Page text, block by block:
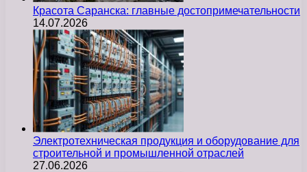
Красота Саранска: главные достопримечательности
14.07.2026
Электротехническая продукция и оборудование для
строительной и промышленной отраслей
27.06.2026